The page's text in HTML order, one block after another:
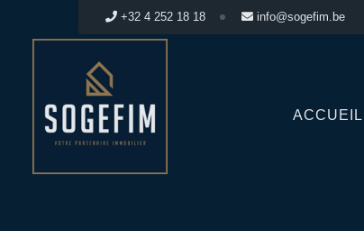
+32 4 252 18 18 info@sogefim.be
ACCUEIL